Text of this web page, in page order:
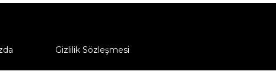
Gizlilik Sözleşmesi